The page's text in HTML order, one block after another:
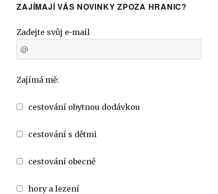
ZAJÍMAJÍ VÁS NOVINKY ZPOZA HRANIC?
Zadejte svůj e-mail
Zajímá mě:
cestování obytnou dodávkou
cestování s dětmi
cestování obecně
hory a lezení